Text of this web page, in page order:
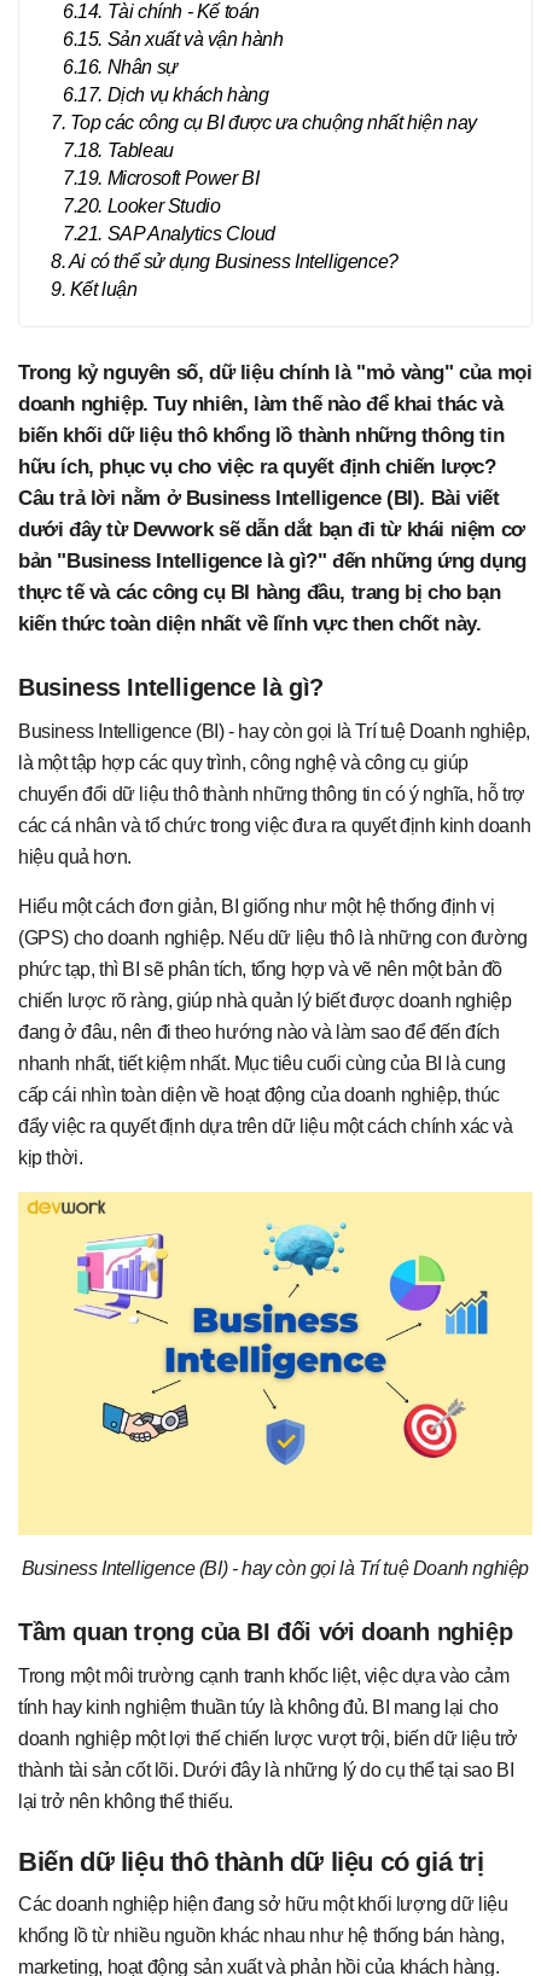
6.14. Tài chính - Kế toán
6.15. Sản xuất và vận hành
6.16. Nhân sự
6.17. Dịch vụ khách hàng
7. Top các công cụ BI được ưa chuộng nhất hiện nay
7.18. Tableau
7.19. Microsoft Power BI
7.20. Looker Studio
7.21. SAP Analytics Cloud
8. Ai có thể sử dụng Business Intelligence?
9. Kết luận
Trong kỷ nguyên số, dữ liệu chính là "mỏ vàng" của mọi
doanh nghiệp. Tuy nhiên, làm thế nào để khai thác và
biến khối dữ liệu thô khổng lồ thành những thông tin
hữu ích, phục vụ cho việc ra quyết định chiến lược?
Câu trả lời nằm ở Business Intelligence (BI). Bài viết
dưới đây từ Devwork sẽ dẫn dắt bạn đi từ khái niệm cơ
bản "Business Intelligence là gì?" đến những ứng dụng
thực tế và các công cụ BI hàng đầu, trang bị cho bạn
kiến thức toàn diện nhất về lĩnh vực then chốt này.
Business Intelligence là gì?
Business Intelligence (BI) - hay còn gọi là Trí tuệ Doanh nghiệp,
là một tập hợp các quy trình, công nghệ và công cụ giúp
chuyển đổi dữ liệu thô thành những thông tin có ý nghĩa, hỗ trợ
các cá nhân và tổ chức trong việc đưa ra quyết định kinh doanh
hiệu quả hơn.
Hiểu một cách đơn giản, BI giống như một hệ thống định vị
(GPS) cho doanh nghiệp. Nếu dữ liệu thô là những con đường
phức tạp, thì BI sẽ phân tích, tổng hợp và vẽ nên một bản đồ
chiến lược rõ ràng, giúp nhà quản lý biết được doanh nghiệp
đang ở đâu, nên đi theo hướng nào và làm sao để đến đích
nhanh nhất, tiết kiệm nhất. Mục tiêu cuối cùng của BI là cung
cấp cái nhìn toàn diện về hoạt động của doanh nghiệp, thúc
đẩy việc ra quyết định dựa trên dữ liệu một cách chính xác và
kịp thời.
Business Intelligence (BI) - hay còn gọi là Trí tuệ Doanh nghiệp
Tầm quan trọng của BI đối với doanh nghiệp
Trong một môi trường cạnh tranh khốc liệt, việc dựa vào cảm
tính hay kinh nghiệm thuần túy là không đủ. BI mang lại cho
doanh nghiệp một lợi thế chiến lược vượt trội, biến dữ liệu trở
thành tài sản cốt lõi. Dưới đây là những lý do cụ thể tại sao BI
lại trở nên không thể thiếu.
Biến dữ liệu thô thành dữ liệu có giá trị
Các doanh nghiệp hiện đang sở hữu một khối lượng dữ liệu
khổng lồ từ nhiều nguồn khác nhau như hệ thống bán hàng,
marketing, hoạt động sản xuất và phản hồi của khách hàng.